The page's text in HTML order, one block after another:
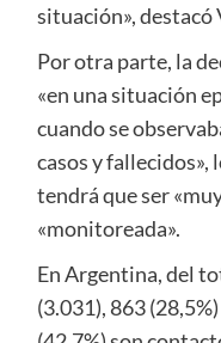
situación»,
Por otra parte, la
«en una situación
cuando se
casos y fallecidos»,
tendrá que ser
«monitoreada».
En Argentina, del
(3.031), 863